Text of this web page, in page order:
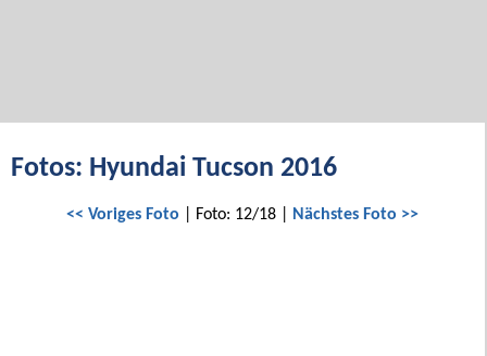
Fotos: Hyundai Tucson 2016
<< Voriges Foto | Foto: 12/18 | Nächstes Foto >>